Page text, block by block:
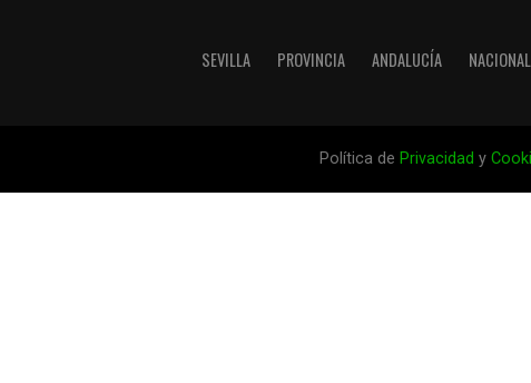
SEVILLA PROVINCIA ANDALUCÍA NACIONAL
Política de Privacidad y